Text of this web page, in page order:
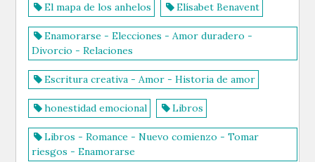
El mapa de los anhelos Elísabet Benavent
Enamorarse - Elecciones - Amor duradero -
Divorcio - Relaciones
Escritura creativa - Amor - Historia de amor
honestidad emocional Libros
Libros - Romance - Nuevo comienzo - Tomar
riesgos - Enamorarse